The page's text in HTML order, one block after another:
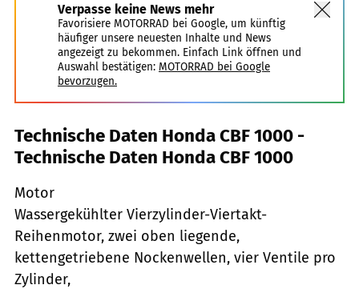
Verpasse keine News mehr
Favorisiere MOTORRAD bei Google, um künftig
häufiger unsere neuesten Inhalte und News
angezeigt zu bekommen. Einfach Link öffnen und
Auswahl bestätigen: MOTORRAD bei Google
bevorzugen.
Technische Daten Honda CBF 1000 -
Technische Daten Honda CBF 1000
Motor
Wassergekühlter Vierzylinder-Viertakt-
Reihenmotor, zwei oben liegende,
kettengetriebene Nockenwellen, vier Ventile pro
Zylinder,